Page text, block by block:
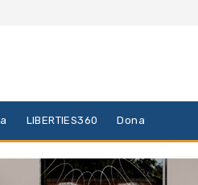
LIBERTIES360 Dona